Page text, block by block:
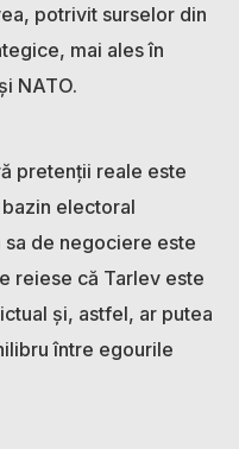
potrivit surselor din
mai ales în
NATO.
pretenții reale este
electoral
de negociere este
reiese că Tarlev este
și, astfel, ar putea
între egourile